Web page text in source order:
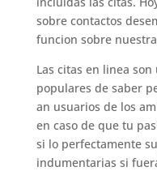
sobre contactos
funcion sobre
Las citas en linea
populares de saber
an usuarios de los
en caso de que tu
si lo perfectamente
indumentarias si